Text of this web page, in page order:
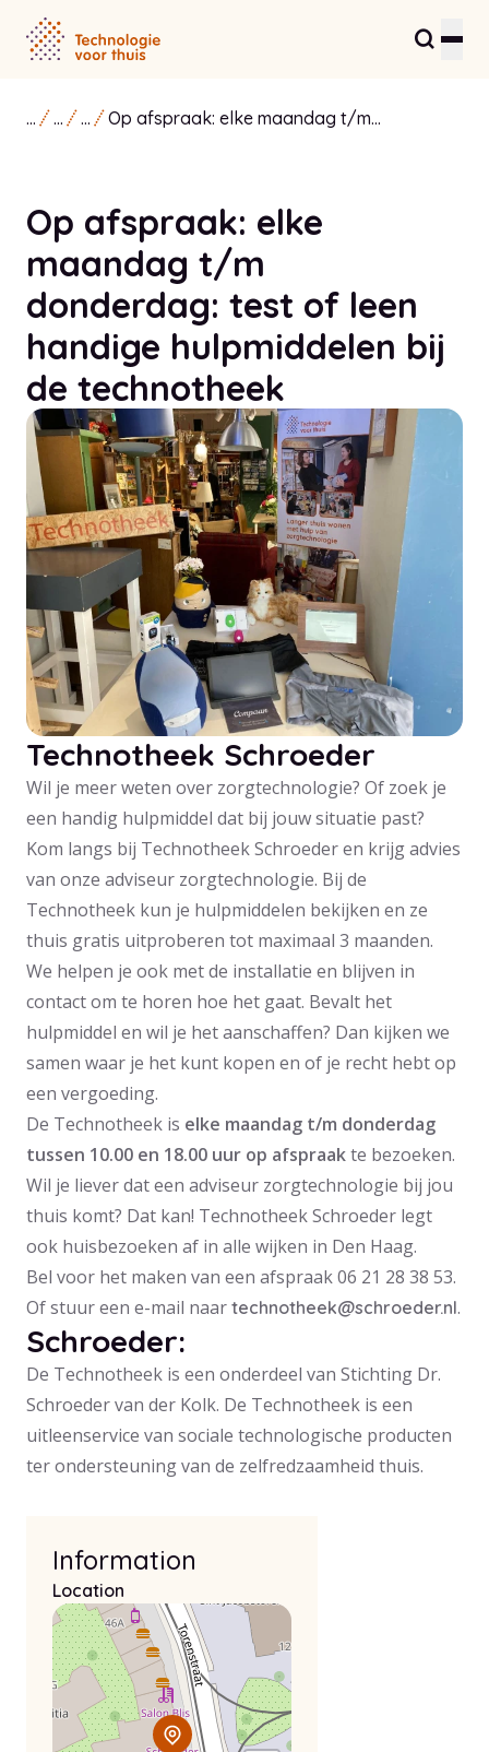
Residents and care providers
Healthcare Innovation Hub
About us
Contact
... ... ...
Op afspraak: elke maandag t/m
Op afspraak: elke
maandag t/m
donderdag: test of leen
handige hulpmiddelen bij
de technotheek
Technotheek Schroeder
Wil je meer weten over zorgtechnologie? Of zoek je
een handig hulpmiddel dat bij jouw situatie past?
Kom langs bij Technotheek Schroeder en krijg advies
van onze adviseur zorgtechnologie. Bij de
Technotheek kun je hulpmiddelen bekijken en ze
thuis gratis uitproberen tot maximaal 3 maanden.
We helpen je ook met de installatie en blijven in
contact om te horen hoe het gaat. Bevalt het
hulpmiddel en wil je het aanschaffen? Dan kijken we
samen waar je het kunt kopen en of je recht hebt op
een vergoeding.
De Technotheek is elke maandag t/m donderdag
tussen 10.00 en 18.00 uur op afspraakte bezoeken.
Wil je liever dat een adviseur zorgtechnologie bij jou
thuis komt? Dat kan! Technotheek Schroeder legt
ook huisbezoeken af in alle wijken in Den Haag.
Bel voor het maken van een afspraak 06 21 28 38 53.
Of stuur een e-mail naar technotheek@schroeder.nl.
Schroeder:
De Technotheek is een onderdeel van Stichting Dr.
Schroeder van der Kolk. De Technotheek is een
uitleenservice van sociale technologische producten
ter ondersteuning van de zelfredzaamheid thuis.
Information
Location